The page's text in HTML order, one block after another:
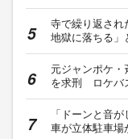
寺で繰り返さ
地獄に落ちる
元ジャンポケ・
を求刑 ロケバ
「ドーンと音
車が立体駐車